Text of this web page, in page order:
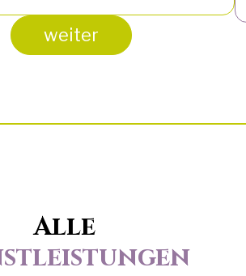
weiter
Alle